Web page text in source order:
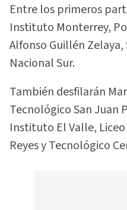
Entre los primeros
Instituto Monterrey,
Alfonso Guillén
Nacional Sur.
También desfilarán
Tecnológico San Juan
Instituto El Valle,
Reyes y Tecnológico